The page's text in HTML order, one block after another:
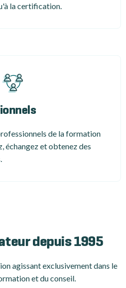
la certification.
de la formation
échangez et obtenez des
depuis 1995
agissant exclusivement dans le
et du conseil.